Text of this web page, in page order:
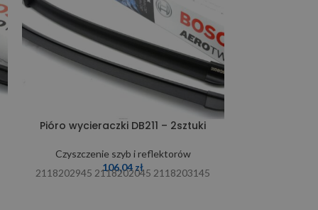
Pióro wycieraczki DB211 – 2sztuki
Czyszczenie szyb i reflektorów
106,04 zł
2118202945 2118202045 2118203145